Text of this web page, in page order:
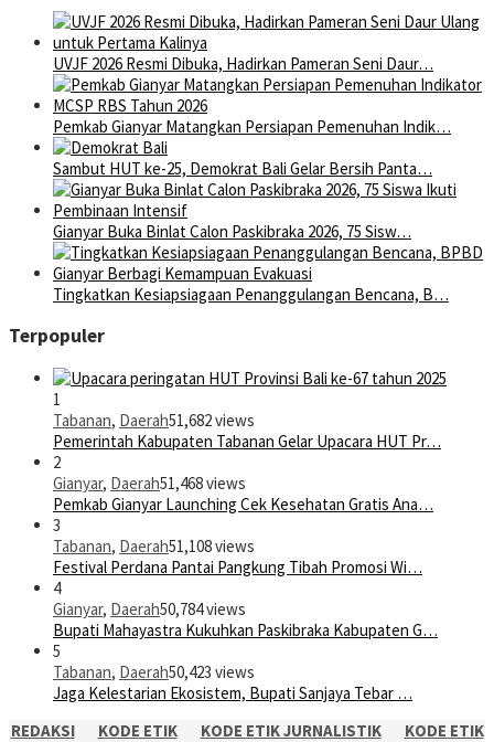
UVJF 2026 Resmi Dibuka, Hadirkan Pameran Seni Daur…
Pemkab Gianyar Matangkan Persiapan Pemenuhan Indik…
Sambut HUT ke-25, Demokrat Bali Gelar Bersih Panta…
Gianyar Buka Binlat Calon Paskibraka 2026, 75 Sisw…
Tingkatkan Kesiapsiagaan Penanggulangan Bencana, B…
Terpopuler
1
Tabanan, Daerah51,682 views
Pemerintah Kabupaten Tabanan Gelar Upacara HUT Pr…
2
Gianyar, Daerah51,468 views
Pemkab Gianyar Launching Cek Kesehatan Gratis Ana…
3
Tabanan, Daerah51,108 views
Festival Perdana Pantai Pangkung Tibah Promosi Wi…
4
Gianyar, Daerah50,784 views
Bupati Mahayastra Kukuhkan Paskibraka Kabupaten G…
5
Tabanan, Daerah50,423 views
Jaga Kelestarian Ekosistem, Bupati Sanjaya Tebar …
REDAKSI
KODE ETIK KODE ETIK JURNALISTIK
KODE ETIK